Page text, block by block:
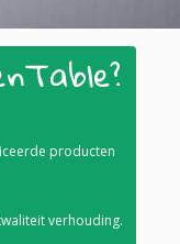
producten
verhouding.